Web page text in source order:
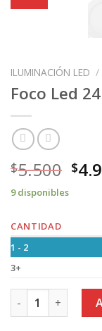
ILUMINACIÓN LED /
Foco Led
$5.500 $
9 disponibles
CANTIDAD
1 - 2
3+
Foco Led 24 w